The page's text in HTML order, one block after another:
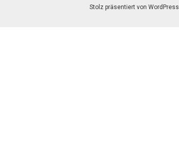
Stolz präsentiert von WordPress